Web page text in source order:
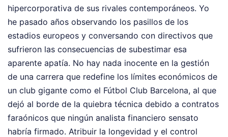
hipercorporativa de sus rivales contemporáneos. Yo
he pasado años observando los pasillos de los
estadios europeos y conversando con directivos que
sufrieron las consecuencias de subestimar esa
aparente apatía. No hay nada inocente en la gestión
de una carrera que redefine los límites económicos de
un club gigante como el Fútbol Club Barcelona, al que
dejó al borde de la quiebra técnica debido a contratos
faraónicos que ningún analista financiero sensato
habría firmado. Atribuir la longevidad y el control